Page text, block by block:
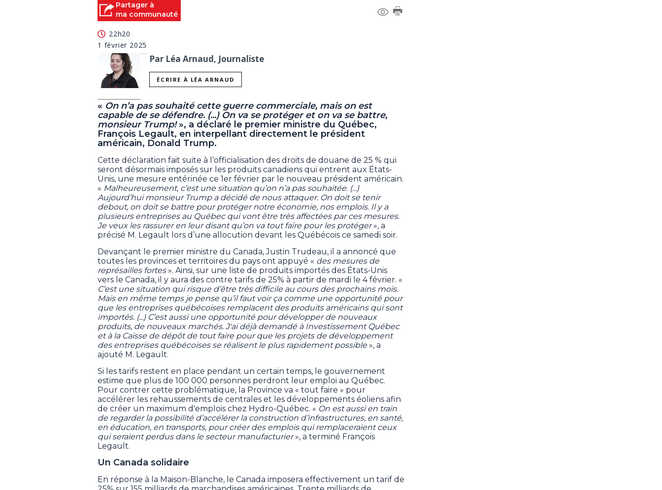
Partager à
ma communauté
22h20
1 février 2025
Par Léa Arnaud, Journaliste
ÉCRIRE À LÉA ARNAUD
« On n’a pas souhaité cette guerre commerciale, mais on est
capable de se défendre. (...) On va se protéger et on va se battre,
monsieur Trump!», a déclaré le premier ministre du Québec,
François Legault, en interpellant directement le président
américain, Donald Trump.
Cette déclaration fait suite à l’officialisation des droits de douane de 25 % qui
seront désormais imposés sur les produits canadiens qui entrent aux États-
Unis, une mesure entérinée ce 1er février par le nouveau président américain.
« Malheureusement, c’est une situation qu’on n’a pas souhaitée. (...)
Aujourd’hui monsieur Trump a décidé de nous attaquer. On doit se tenir
debout, on doit se battre pour protéger notre économie, nos emplois. Il y a
plusieurs entreprises au Québec qui vont être très affectées par ces mesures.
Je veux les rassurer en leur disant qu’on va tout faire pour les protéger», a
précisé M. Legault lors d’une allocution devant les Québécois ce samedi soir.
Devançant le premier ministre du Canada, Justin Trudeau, il a annoncé que
toutes les provinces et territoires du pays ont appuyé « des mesures de
représailles fortes». Ainsi, sur une liste de produits importés des États-Unis
vers le Canada, il y aura des contre tarifs de 25% à partir de mardi le 4 février. «
C’est une situation qui risque d’être très difficile au cours des prochains mois.
Mais en même temps je pense qu’il faut voir ça comme une opportunité pour
que les entreprises québécoises remplacent des produits américains qui sont
importés. (...) C’est aussi une opportunité pour développer de nouveaux
produits, de nouveaux marchés. J'ai déjà demandé à Investissement Québec
et à la Caisse de dépôt de tout faire pour que les projets de développement
des entreprises québécoises se réalisent le plus rapidement possible», a
ajouté M. Legault.
Si les tarifs restent en place pendant un certain temps, le gouvernement
estime que plus de 100 000 personnes perdront leur emploi au Québec.
Pour contrer cette problématique, la Province va « tout faire » pour
accélérer les rehaussements de centrales et les développements éoliens afin
de créer un maximum d'emplois chez Hydro-Québec. « On est aussi en train
de regarder la possibilité d’accélérer la construction d’infrastructures, en santé,
en éducation, en transports, pour créer des emplois qui remplaceraient ceux
qui seraient perdus dans le secteur manufacturier», a terminé François
Legault.
Un Canada solidaire
En réponse à la Maison-Blanche, le Canada imposera effectivement un tarif de